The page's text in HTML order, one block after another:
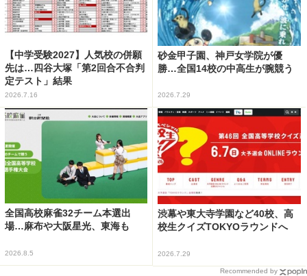
【中学受験2027】人気校の併願
先は…四谷大塚「第2回合不合判
定テスト」結果
2026.7.16
砂金甲子園、神戸女学院が優
勝…全国14校の中高生が腕競う
2026.7.29
全国高校麻雀32チーム本選出
場…麻布や大阪星光、東海も
2026.8.5
渋幕や東大寺学園など40校、高
校生クイズTOKYOラウンドへ
2026.7.29
Recommended by